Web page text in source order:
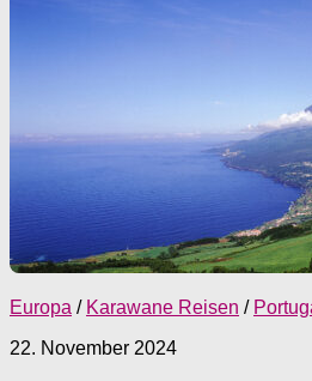
Europa / Karawane Reisen /
22. November 2024